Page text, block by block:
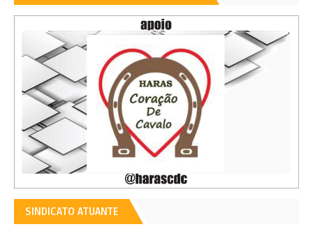
SINDICATO ATUANTE